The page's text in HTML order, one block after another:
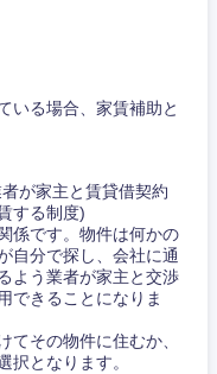
いる場合、家賃補助と
が家主と賃貸借契約
する制度)
です。物件は何かの
自分で探し、会社に通
よう業者が家主と交渉
できることになりま
てその物件に住むか、
択となります。